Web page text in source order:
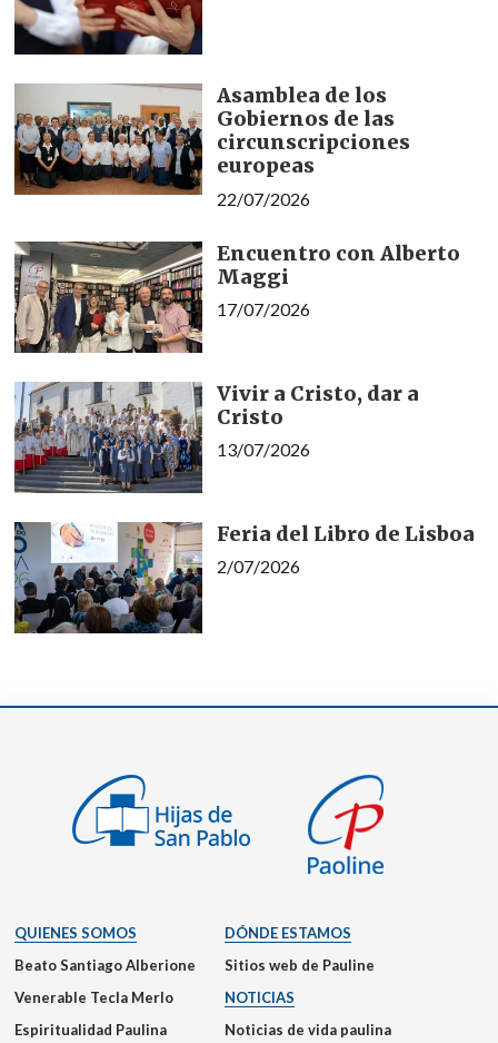
Asamblea de los
Gobiernos de las
circunscripciones
europeas
22/07/2026
Encuentro con Alberto
Maggi
17/07/2026
Vivir a Cristo, dar a
Cristo
13/07/2026
Feria del Libro de Lisboa
2/07/2026
QUIENES SOMOS
Beato Santiago Alberione
Venerable Tecla Merlo
Espiritualidad Paulina
DÓNDE ESTAMOS
Sitios web de Pauline
NOTICIAS
Noticias de vida paulina